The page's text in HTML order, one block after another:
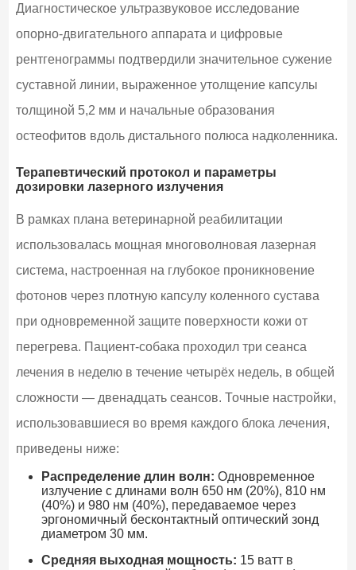
Диагностическое ультразвуковое исследование
опорно-двигательного аппарата и цифровые
рентгенограммы подтвердили значительное сужение
суставной линии, выраженное утолщение капсулы
толщиной 5,2 мм и начальные образования
остеофитов вдоль дистального полюса надколенника.
Терапевтический протокол и параметры
дозировки лазерного излучения
В рамках плана ветеринарной реабилитации
использовалась мощная многоволновая лазерная
система, настроенная на глубокое проникновение
фотонов через плотную капсулу коленного сустава
при одновременной защите поверхности кожи от
перегрева. Пациент-собака проходил три сеанса
лечения в неделю в течение четырёх недель, в общей
сложности — двенадцать сеансов. Точные настройки,
использовавшиеся во время каждого блока лечения,
приведены ниже:
Распределение длин волн: Одновременное
излучение с длинами волн 650 нм (20%), 810 нм
(40%) и 980 нм (40%), передаваемое через
эргономичный бесконтактный оптический зонд
диаметром 30 мм.
Средняя выходная мощность: 15 ватт в